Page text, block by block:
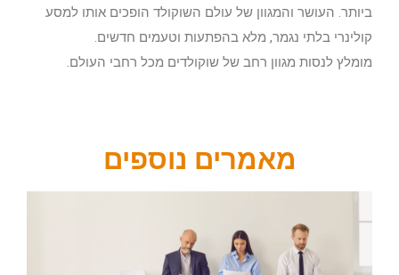
ביותר. העושר והמגוון של עולם השוקולד הופכים אותו למסע
קולינרי בלתי נגמר, מלא בהפתעות וטעמים חדשים.
מומלץ לנסות מגוון רחב של שוקולדים מכל רחבי העולם.
מאמרים נוספים